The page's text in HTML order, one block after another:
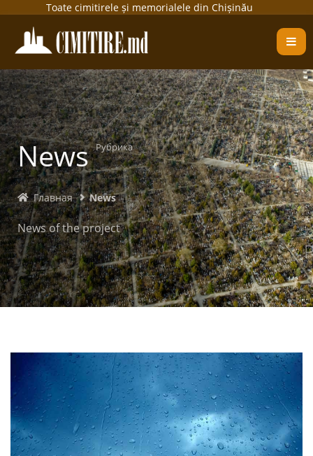
Toate cimitirele și memorialele din Chișinău
NewsРубрика
Главная News
News of the project